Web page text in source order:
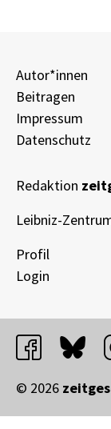
Autor*innen
Beitragen
Impressum
Datenschutz
Redaktion
Leibniz-
Profil
Login
facebookbluesky
© 2026